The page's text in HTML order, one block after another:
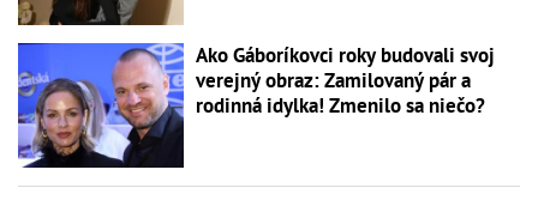
Ako Gáboríkovci roky budovali svoj
verejný obraz: Zamilovaný pár a
rodinná idylka! Zmenilo sa niečo?